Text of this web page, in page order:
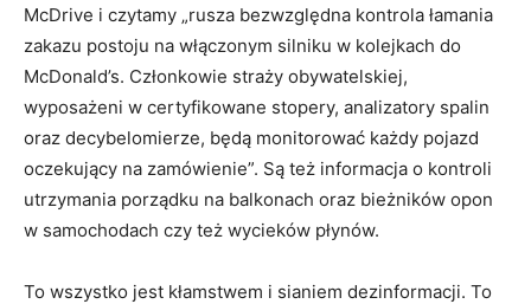
McDrive i czytamy „rusza bezwzględna kontrola łamania
zakazu postoju na włączonym silniku w kolejkach do
McDonald’s. Członkowie straży obywatelskiej,
wyposażeni w certyfikowane stopery, analizatory spalin
oraz decybelomierze, będą monitorować każdy pojazd
oczekujący na zamówienie”. Są też informacja o kontroli
utrzymania porządku na balkonach oraz bieżników opon
w samochodach czy też wycieków płynów.
To wszystko jest kłamstwem i sianiem dezinformacji. To